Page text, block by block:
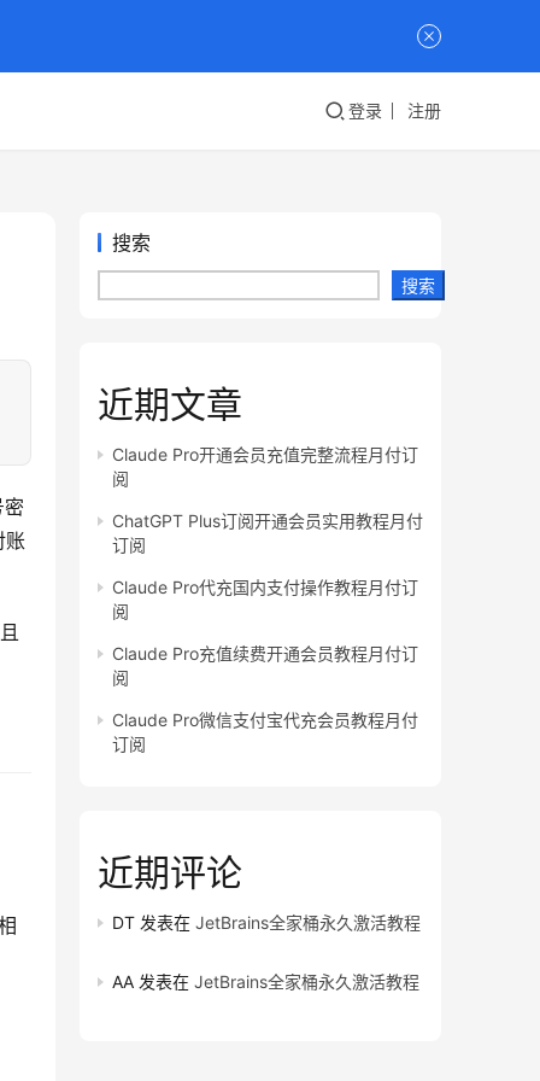
登录 注册
账
搜索
搜索
近期文章
Claude Pro开通会员充值完整流程月付订
阅
ChatGPT Plus订阅开通会员实用教程月付
订阅
Claude Pro代充国内支付操作教程月付订
阅
Claude Pro充值续费开通会员教程月付订
阅
Claude Pro微信支付宝代充会员教程月付
订阅
近期评论
DT 发表在 JetBrains全家桶永久激活教程
AA 发表在 JetBrains全家桶永久激活教程